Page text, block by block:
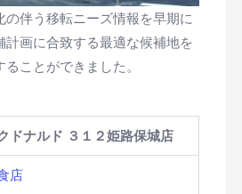
の伴う移転ニーズ情報を早期に
計画に合致する最適な候補地を
ことができました。
ドナルド ３１２姫路保城店
店